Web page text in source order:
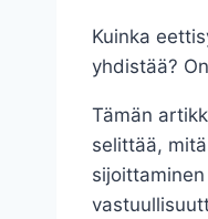
Kuinka
yhdistää?
Tämän
selittää,